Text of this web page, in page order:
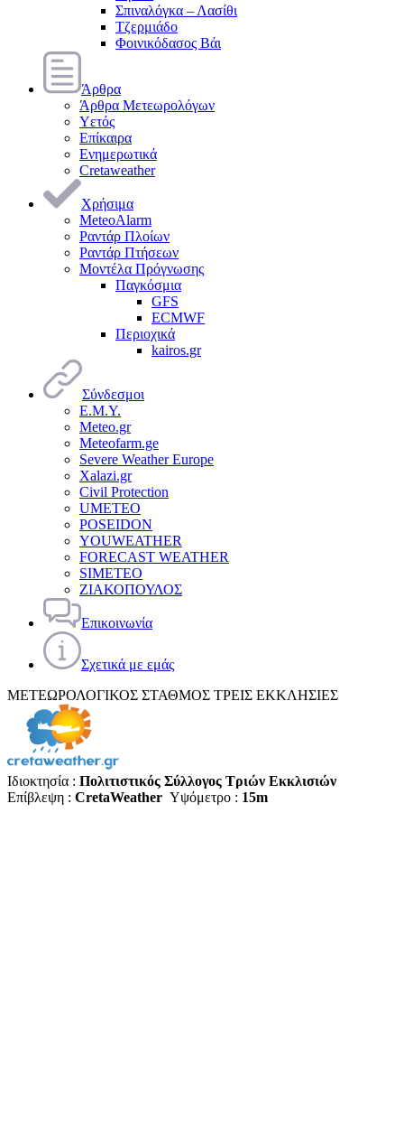
Σπιναλόγκα – Λασίθι
Τζερμιάδο
Φοινικόδασος Βάι
Άρθρα
Άρθρα Μετεωρολόγων
Υετός
Επίκαιρα
Ενημερωτικά
Cretaweather
Χρήσιμα
MeteoAlarm
Ραντάρ Πλοίων
Ραντάρ Πτήσεων
Μοντέλα Πρόγνωσης
Παγκόσμια
GFS
ECMWF
Περιοχικά
kairos.gr
Σύνδεσμοι
Ε.Μ.Υ.
Meteo.gr
Meteofarm.ge
Severe Weather Europe
Xalazi.gr
Civil Protection
UMETEO
POSEIDON
YOUWEATHER
FORECAST WEATHER
SIMETEO
ΖΙΑΚΟΠΟΥΛΟΣ
Επικοινωνία
Σχετικά με εμάς
ΜΕΤΕΩΡΟΛΟΓΙΚΟΣ ΣΤΑΘΜΟΣ ΤΡΕΙΣ ΕΚΚΛΗΣΙΕΣ
Ιδιοκτησία : Πολιτιστικός Σύλλογος Τριών Εκκλισιών
Επίβλεψη : CretaWeather Υψόμετρο : 15m